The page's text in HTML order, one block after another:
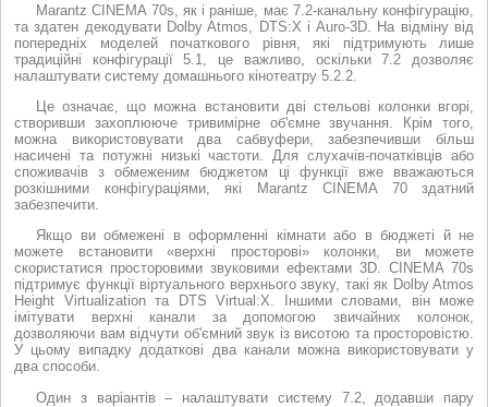
Marantz CINEMA 70s, як і раніше, має 7.2-канальну конфігурацію,
та здатен декодувати Dolby Atmos, DTS:X і Auro-3D. На відміну від
попередніх моделей початкового рівня, які підтримують лише
традиційні конфігурації 5.1, це важливо, оскільки 7.2 дозволяє
налаштувати систему домашнього кінотеатру 5.2.2.
Це означає, що можна встановити дві стельові колонки вгорі,
створивши захоплююче тривимірне об'ємне звучання. Крім того,
можна використовувати два сабвуфери, забезпечивши більш
насичені та потужні низькі частоти. Для слухачів-початківців або
споживачів з обмеженим бюджетом ці функції вже вважаються
розкішними конфігураціями, які Marantz CINEMA 70 здатний
забезпечити.
Якщо ви обмежені в оформленні кімнати або в бюджеті й не
можете встановити «верхні просторові» колонки, ви можете
скористатися просторовими звуковими ефектами 3D. CINEMA 70s
підтримує функції віртуального верхнього звуку, такі як Dolby Atmos
Height Virtualization та DTS Virtual:X. Іншими словами, він може
імітувати верхні канали за допомогою звичайних колонок,
дозволяючи вам відчути об'ємний звук із висотою та просторовістю.
У цьому випадку додаткові два канали можна використовувати у
два способи.
Один з варіантів – налаштувати систему 7.2, додавши пару